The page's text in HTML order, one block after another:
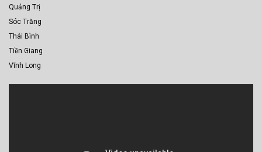
Quảng Trị
Sóc Trăng
Thái Bình
Tiền Giang
Vĩnh Long